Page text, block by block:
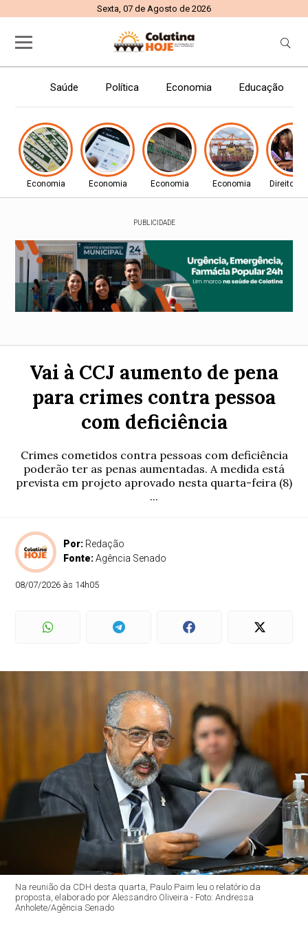
Sexta, 07 de Agosto de 2026
Saúde Política Economia Educação
Economia Economia Economia Economia Direitos
PUBLICIDADE
Vai à CCJ aumento de pena
para crimes contra pessoa
com deficiência
Crimes cometidos contra pessoas com deficiência
poderão ter as penas aumentadas. A medida está
prevista em projeto aprovado nesta quarta-feira (8)
...
Por: Redação
Fonte:Agência Senado
08/07/2026 às 14h05
Na reunião da CDH desta quarta, Paulo Paim leu o relatório da
proposta, elaborado por Alessandro Oliveira - Foto: Andressa
Anholete/Agência Senado